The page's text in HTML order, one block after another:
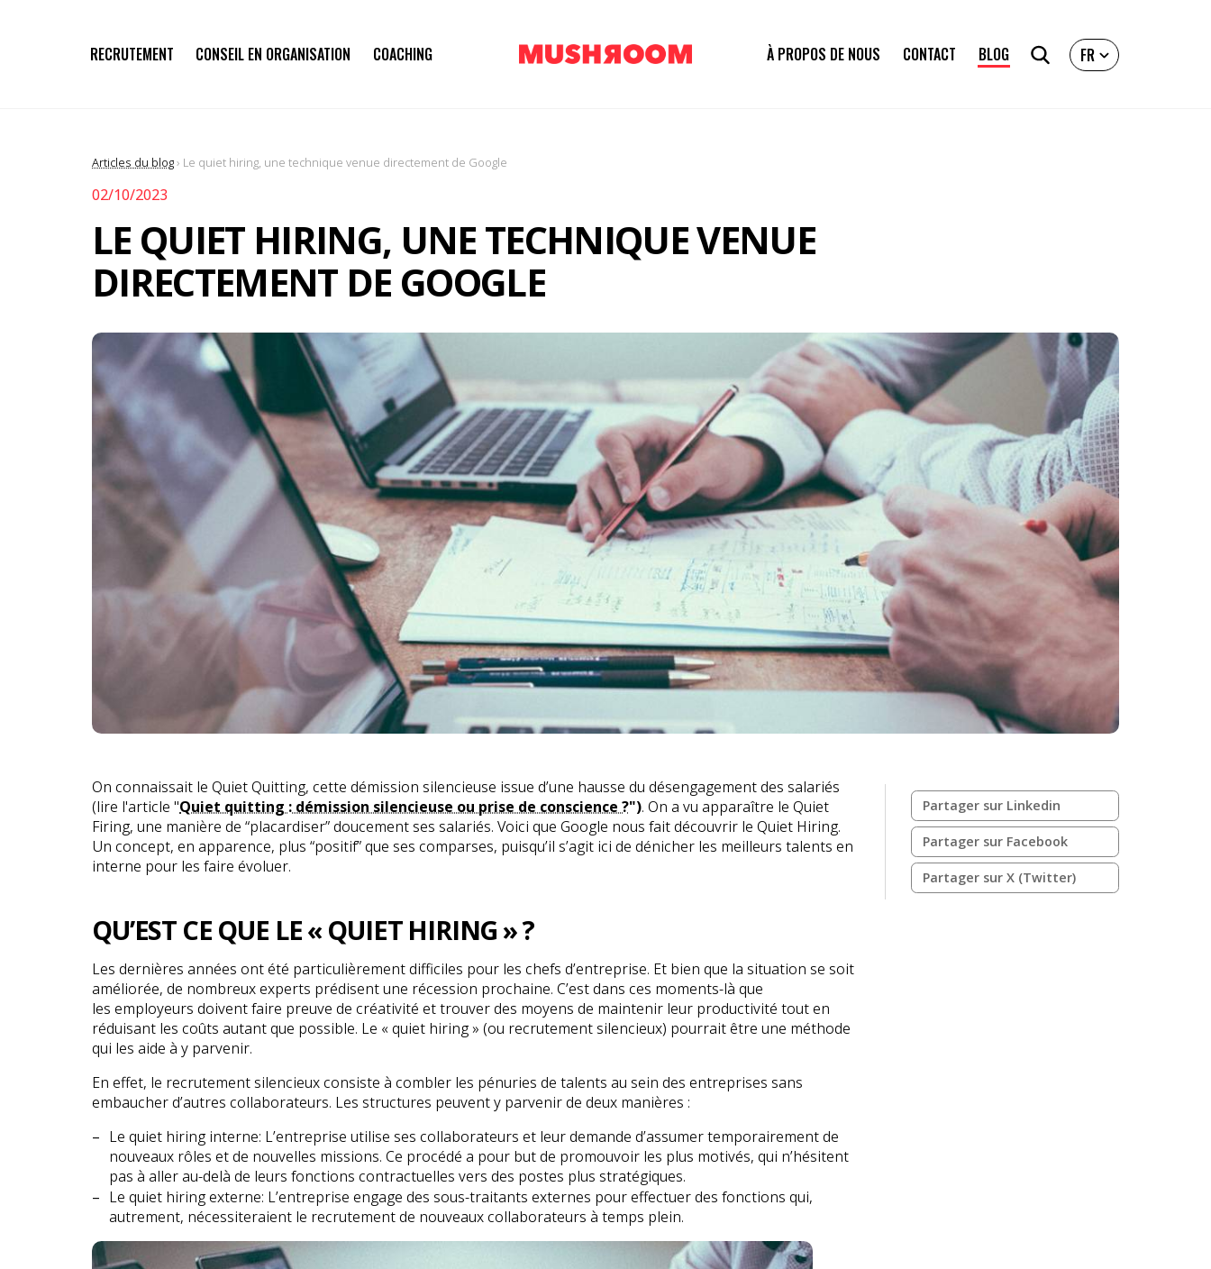
RECRUTEMENT CONSEIL EN ORGANISATION COACHING À PROPOS DE NOUS CONTACT BLOG FR
Articles du blog› Le quiet hiring, une technique venue directement de Google
02/10/2023
LE QUIET HIRING, UNE TECHNIQUE VENUE
DIRECTEMENT DE GOOGLE
On connaissait le Quiet Quitting, cette démission silencieuse issue d’une hausse du désengagement des salariés
(lire l'article "Quiet quitting : démission silencieuse ou prise de conscience ?"). On a vu apparaître le Quiet
Firing, une manière de “placardiser” doucement ses salariés. Voici que Google nous fait découvrir le Quiet Hiring.
Un concept, en apparence, plus “positif” que ses comparses, puisqu’il s’agit ici de dénicher les meilleurs talents en
interne pour les faire évoluer.
QU’EST CE QUE LE « QUIET HIRING » ?
Les dernières années ont été particulièrement difficiles pour les chefs d’entreprise. Et bien que la situation se soit
améliorée, de nombreux experts prédisent une récession prochaine. C’est dans ces moments-là que
les employeurs doivent faire preuve de créativité et trouver des moyens de maintenir leur productivité tout en
réduisant les coûts autant que possible. Le « quiet hiring » (ou recrutement silencieux) pourrait être une méthode
qui les aide à y parvenir.
En effet, le recrutement silencieux consiste à combler les pénuries de talents au sein des entreprises sans
embaucher d’autres collaborateurs. Les structures peuvent y parvenir de deux manières :
Le quiet hiring interne: L’entreprise utilise ses collaborateurs et leur demande d’assumer temporairement de
nouveaux rôles et de nouvelles missions. Ce procédé a pour but de promouvoir les plus motivés, qui n’hésitent
pas à aller au-delà de leurs fonctions contractuelles vers des postes plus stratégiques.
Le quiet hiring externe: L’entreprise engage des sous-traitants externes pour effectuer des fonctions qui,
autrement, nécessiteraient le recrutement de nouveaux collaborateurs à temps plein.
Partager sur Linkedin
Partager sur Facebook
Partager sur X (Twitter)